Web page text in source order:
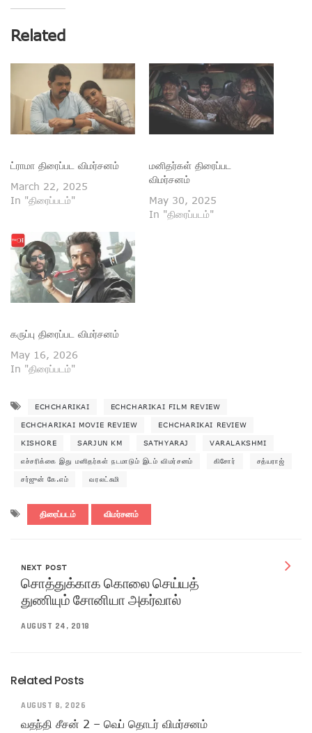
Related
ட்ராமா திரைப்பட விமர்சனம்
March 22, 2025
In "திரைப்படம்"
மனிதர்கள் திரைப்பட
விமர்சனம்
May 30, 2025
In "திரைப்படம்"
கருப்பு திரைப்பட விமர்சனம்
May 16, 2026
In "திரைப்படம்"
ECHCHARIKAI ECHCHARIKAI FILM REVIEW
ECHCHARIKAI MOVIE REVIEW ECHCHARIKAI REVIEW
KISHORE SARJUN KM SATHYARAJ VARALAKSHMI
எச்சரிக்கை இது மனிதர்கள் நடமாடும் இடம் விமர்சனம் கிசோர் சத்யராஜ்
சர்ஜுன் கே.எம் வரலட்சுமி
திரைப்படம் விமர்சனம்
NEXT POST
சொத்துக்காக கொலை செய்யத்
துணியும் சோனியா அகர்வால்
AUGUST 24, 2018
Related Posts
AUGUST 8, 2026
வதந்தி சீசன் 2 – வெப் தொடர் விமர்சனம்